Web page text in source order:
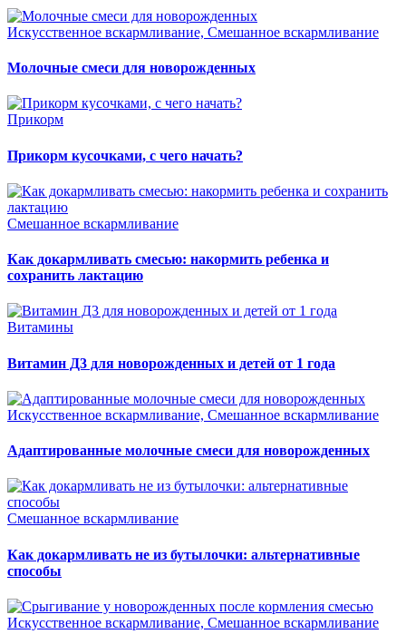
Искусственное вскармливание, Смешанное вскармливание
Молочные смеси для новорожденных
Прикорм
Прикорм кусочками, с чего начать?
Смешанное вскармливание
Как докармливать смесью: накормить ребенка и
сохранить лактацию
Витамины
Витамин Д3 для новорожденных и детей от 1 года
Искусственное вскармливание, Смешанное вскармливание
Адаптированные молочные смеси для новорожденных
Смешанное вскармливание
Как докармливать не из бутылочки: альтернативные
способы
Искусственное вскармливание, Смешанное вскармливание